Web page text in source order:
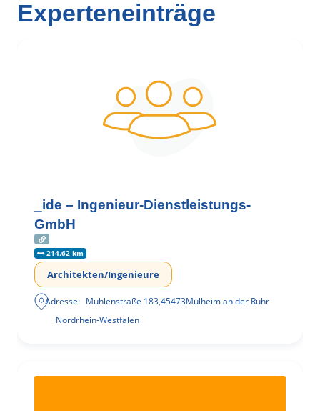
Experteneinträge
_ide – Ingenieur-Dienstleistungs-
GmbH
214.62 km
Architekten/Ingenieure
Adresse: Mühlenstraße 183,45473Mülheim an der Ruhr
Nordrhein-Westfalen